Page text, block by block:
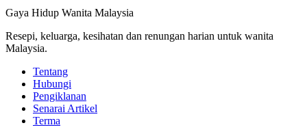
Gaya Hidup Wanita Malaysia
Resepi, keluarga, kesihatan dan renungan harian untuk wanita
Malaysia.
Tentang
Hubungi
Pengiklanan
Senarai Artikel
Terma